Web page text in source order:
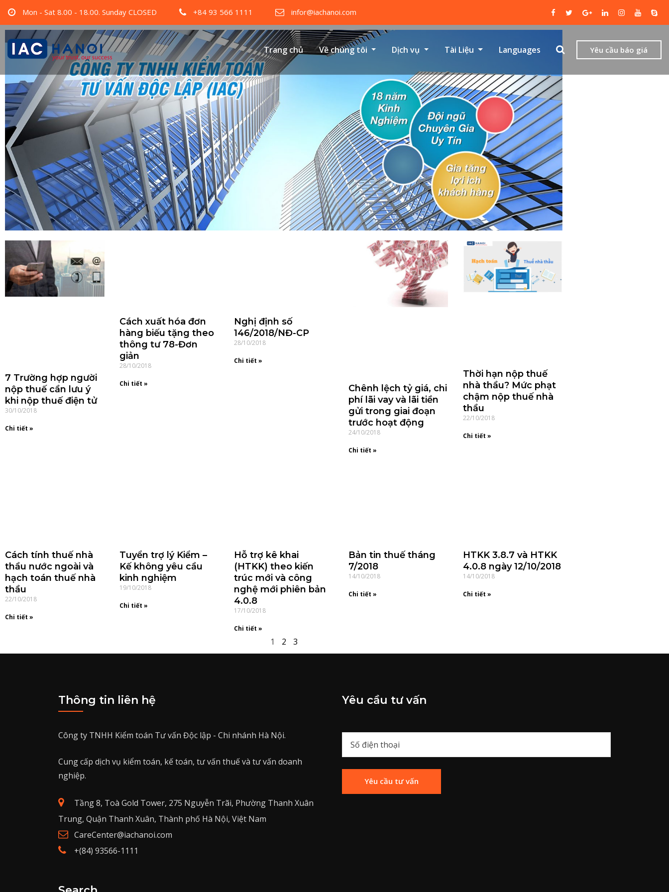
Mon - Sat 8.00 - 18.00. Sunday CLOSED +84 93 566 1111 infor@iachanoi.com
Trang chủ Về chúng tôi Dịch vụ Tài Liệu Languages Yêu cầu báo giá
7 Trường hợp người
nộp thuế cần lưu ý
khi nộp thuế điện tử
30/10/2018
Chi tiết »
Cách xuất hóa đơn
hàng biếu tặng theo
thông tư 78-Đơn
giản
28/10/2018
Chi tiết »
Nghị định số
146/2018/NĐ-CP
28/10/2018
Chi tiết »
Chênh lệch tỷ giá, chi
phí lãi vay và lãi tiền
gửi trong giai đoạn
trước hoạt động
24/10/2018
Chi tiết »
Thời hạn nộp thuế
nhà thầu? Mức phạt
chậm nộp thuế nhà
thầu
22/10/2018
Chi tiết »
Cách tính thuế nhà
thầu nước ngoài và
hạch toán thuế nhà
thầu
22/10/2018
Chi tiết »
Tuyển trợ lý Kiểm –
Kế không yêu cầu
kinh nghiệm
19/10/2018
Chi tiết »
Hỗ trợ kê khai
(HTKK) theo kiến
trúc mới và công
nghệ mới phiên bản
4.0.8
17/10/2018
Chi tiết »
Bản tin thuế tháng
7/2018
14/10/2018
Chi tiết »
HTKK 3.8.7 và HTKK
4.0.8 ngày 12/10/2018
14/10/2018
Chi tiết »
1 2 3
Thông tin liên hệ
Công ty TNHH Kiểm toán Tư vấn Độc lập - Chi nhánh Hà Nội.
Cung cấp dịch vụ kiểm toán, kế toán, tư vấn thuế và tư vấn doanh
nghiệp.
Tầng 8, Toà Gold Tower, 275 Nguyễn Trãi, Phường Thanh Xuân
Trung, Quận Thanh Xuân, Thành phố Hà Nội, Việt Nam
CareCenter@iachanoi.com
+(84) 93566-1111
Yêu cầu tư vấn